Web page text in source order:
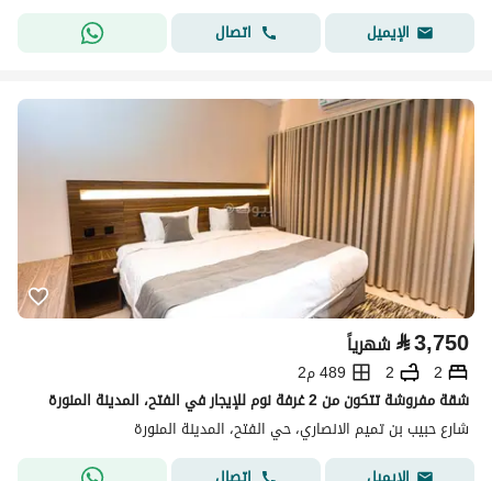
الإيميل
اتصال
⃁3,750 شهرياً
2
2
489 م2
شقة مفروشة تتكون من 2 غرفة نوم للإيجار في الفتح، المدينة المنورة
شارع حبيب بن تميم الانصاري، حي الفتح، المدينة المنورة